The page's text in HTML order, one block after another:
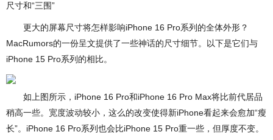
尺寸和“三围”
更大的屏幕尺寸将怎样影响iPhone 16 Pro系列的全体外形？
MacRumors的一份呈文提供了一些神话的尺寸细节。以下是它们与
iPhone 15 Pro系列的相比。
如上图所示，iPhone 16 Pro和iPhone 16 Pro Max将比前代居品
稍高一些。宽度波动较小，这么的改变使得新iPhone看起来会愈加“瘦
长”。iPhone 16 Pro系列也会比iPhone 15 Pro重一些，但厚度不变。